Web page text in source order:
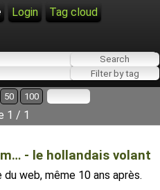
Login
Tag cloud
50 100
1 / 1
- le hollandais volant
web, même 10 ans après.